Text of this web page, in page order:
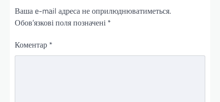
Ваша e-mail адреса не оприлюднюватиметься.
Обов’язкові поля позначені *
Коментар *